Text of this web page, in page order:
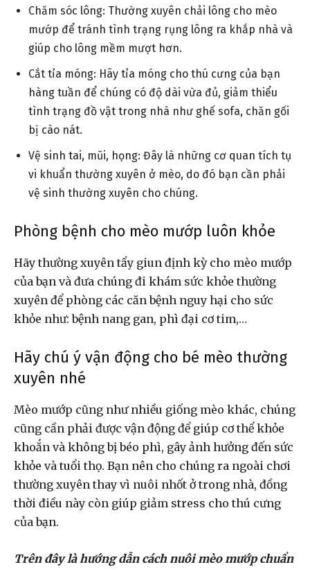
Chăm sóc lông: Thường xuyên chải lông cho mèo
mướp để tránh tình trạng rụng lông ra khắp nhà và
giúp cho lông mềm mượt hơn.
Cắt tỉa móng: Hãy tỉa móng cho thú cưng của bạn
hàng tuần để chúng có độ dài vừa đủ, giảm thiểu
tình trạng đồ vật trong nhà như ghế sofa, chăn gối
bị cào nát.
Vệ sinh tai, mũi, họng: Đây là những cơ quan tích tụ
vi khuẩn thường xuyên ở mèo, do đó bạn cần phải
vệ sinh thường xuyên cho chúng.
Phòng bệnh cho mèo mướp luôn khỏe
Hãy thường xuyên tẩy giun định kỳ cho mèo mướp
của bạn và đưa chúng đi khám sức khỏe thường
xuyên để phòng các căn bệnh nguy hại cho sức
khỏe như: bệnh nang gan, phì đại cơ tim,…
Hãy chú ý vận động cho bé mèo thường
xuyên nhé
Mèo mướp cũng như nhiều giống mèo khác, chúng
cũng cần phải được vận động để giúp cơ thể khỏe
khoắn và không bị béo phì, gây ảnh hưởng đến sức
khỏe và tuổi thọ. Bạn nên cho chúng ra ngoài chơi
thường xuyên thay vì nuôi nhốt ở trong nhà, đồng
thời điều này còn giúp giảm stress cho thú cưng
của bạn.
Trên đây là hướng dẫn cách nuôi mèo mướp chuẩn